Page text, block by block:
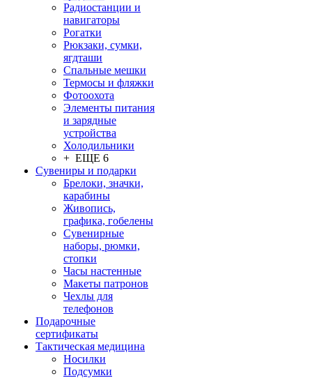
Радиостанции и
навигаторы
Рогатки
Рюкзаки, сумки,
ягдташи
Спальные мешки
Термосы и фляжки
Фотоохота
Элементы питания
и зарядные
устройства
Холодильники
+ ЕЩЕ 6
Сувениры и подарки
Брелоки, значки,
карабины
Живопись,
графика, гобелены
Сувенирные
наборы, рюмки,
стопки
Часы настенные
Макеты патронов
Чехлы для
телефонов
Подарочные
сертификаты
Тактическая медицина
Носилки
Подсумки